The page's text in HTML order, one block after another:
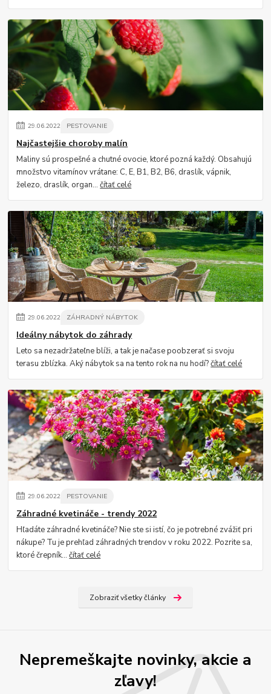
29.06.2022 PESTOVANIE
Najčastejšie choroby malín
Maliny sú prospešné a chutné ovocie, ktoré pozná každý. Obsahujú
množstvo vitamínov vrátane: C, E, B1, B2, B6, draslík, vápnik,
železo, draslík, organ...čítať celé
29.06.2022 ZÁHRADNÝ NÁBYTOK
Ideálny nábytok do záhrady
Leto sa nezadržateľne blíži, a tak je načase poobzerať si svoju
terasu zblízka. Aký nábytok sa na tento rok na nu hodí?čítať celé
29.06.2022 PESTOVANIE
Záhradné kvetináče - trendy 2022
Hľadáte záhradné kvetináče? Nie ste si istí, čo je potrebné zvážiť pri
nákupe? Tu je prehľad záhradných trendov v roku 2022. Pozrite sa,
ktoré črepník...čítať celé
Zobraziť všetky články
Nepremeškajte novinky, akcie a
zľavy!